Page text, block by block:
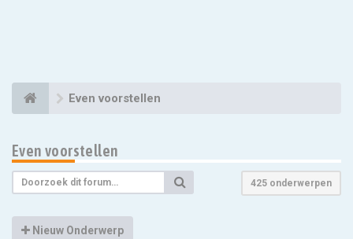
Even voorstellen
Even voorstellen
425 onderwerpen
Nieuw Onderwerp